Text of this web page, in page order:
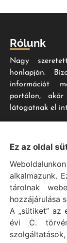
Rólunk
Nagy
honlapján.
információt
portálon,
látogatnak el
Vál Község
Vál Község
Adószám:
Adatvédelmi
Felelős:
Cím: H-2473
Ez az oldal
alkalmazunk.
tárolnak
hozzájárulása
A „sütiket” az
évi C.